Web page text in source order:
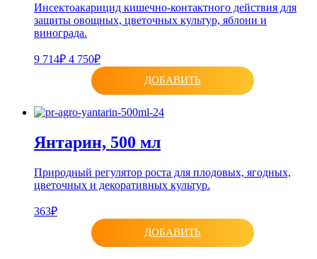
Инсектоакарицид кишечно-контактного действия для
защиты овощных, цветочных культур, яблони и
винограда.
9 714₽ 4 750₽
ДОБАВИТЬ
Янтарин, 500 мл
Природный регулятор роста для плодовых, ягодных,
цветочных и декоративных культур.
363₽
ДОБАВИТЬ